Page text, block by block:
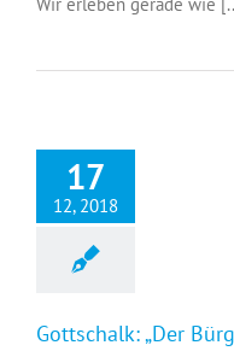
17
12, 2018
Gottschalk: „Der